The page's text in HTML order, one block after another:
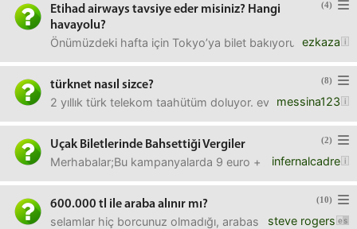
(4)
Etihad airways tavsiye eder misiniz? Hangi
havayolu?
ezkaza
Önümüzdeki hafta için Tokyo’ya bilet bakıyorum. Thy
(8)
türknet nasıl sizce?
messina123
2 yıllık türk telekom taahütüm doluyor. evimde 200
(2)
Uçak Biletlerinde Bahsettiği Vergiler
infernalcadre
Merhabalar;Bu kampanyalarda 9 euro + vergiler, 1 euro
(10)
600.000 tl ile araba alınır mı?
steve rogers
selamlar hiç borcunuz olmadığı, arabasız olduğunuz